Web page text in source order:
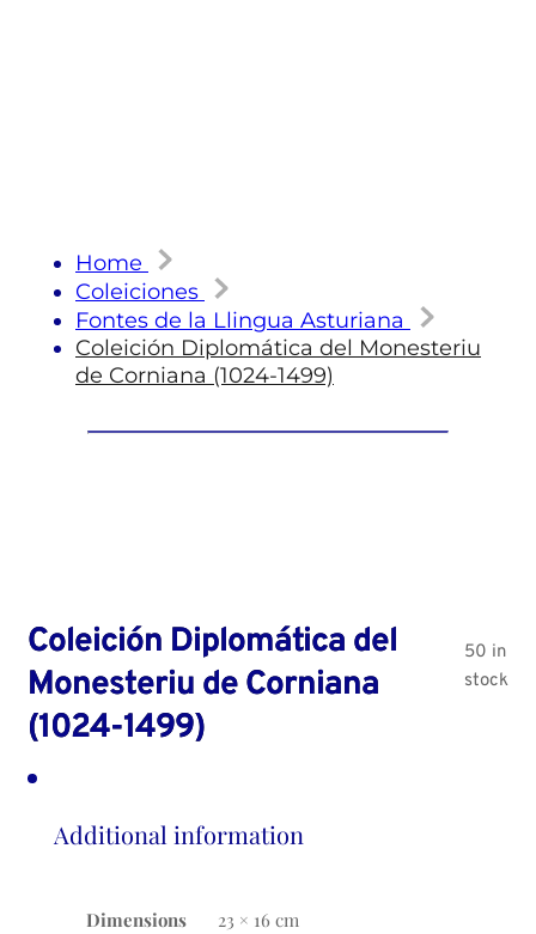
Home
Coleiciones
Fontes de la Llingua Asturiana
Coleición Diplomática del Monesteriu
de Corniana (1024-1499)
Coleición Diplomática del
Monesteriu de Corniana
(1024-1499)
50 in
stock
Additional information
Dimensions 23 × 16 cm